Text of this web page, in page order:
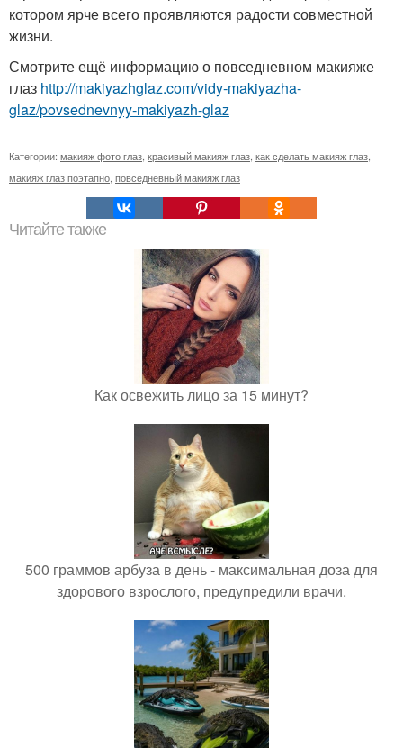
котором ярче всего проявляются радости совместной
жизни.
Смотрите ещё информацию о повседневном макияже
глаз http://makiyazhglaz.com/vidy-makiyazha-
glaz/povsednevnyy-makiyazh-glaz
Категории: макияж фото глаз красивый макияж глаз как сделать макияж глаз
макияж глаз поэтапно повседневный макияж глаз
Читайте также
Как освежить лицо за 15 минут?
500 граммов арбуза в день - максимальная доза для
здорового взрослого, предупредили врачи.